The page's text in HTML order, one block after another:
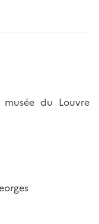
du Louvre